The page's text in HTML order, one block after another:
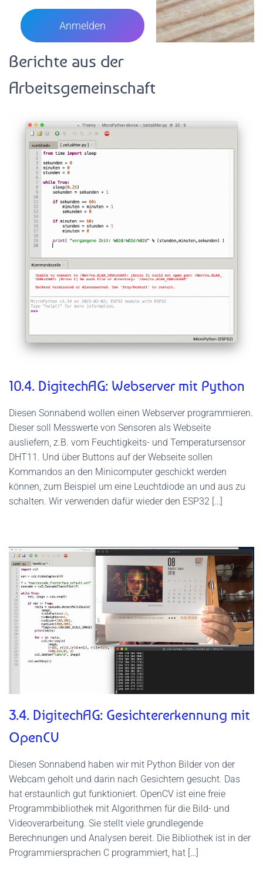
Anmelden
Berichte aus der
Arbeitsgemeinschaft
10.4. DigitechAG: Webserver mit Python
Diesen Sonnabend wollen einen Webserver programmieren.
Dieser soll Messwerte von Sensoren als Webseite
ausliefern, z.B. vom Feuchtigkeits- und Temperatursensor
DHT11. Und über Buttons auf der Webseite sollen
Kommandos an den Minicomputer geschickt werden
können, zum Beispiel um eine Leuchtdiode an und aus zu
schalten. Wir verwenden dafür wieder den ESP32 […]
3.4. DigitechAG: Gesichtererkennung mit
OpenCV
Diesen Sonnabend haben wir mit Python Bilder von der
Webcam geholt und darin nach Gesichtern gesucht. Das
hat erstaunlich gut funktioniert. OpenCV ist eine freie
Programmbibliothek mit Algorithmen für die Bild- und
Videoverarbeitung. Sie stellt viele grundlegende
Berechnungen und Analysen bereit. Die Bibliothek ist in der
Programmiersprachen C programmiert, hat […]